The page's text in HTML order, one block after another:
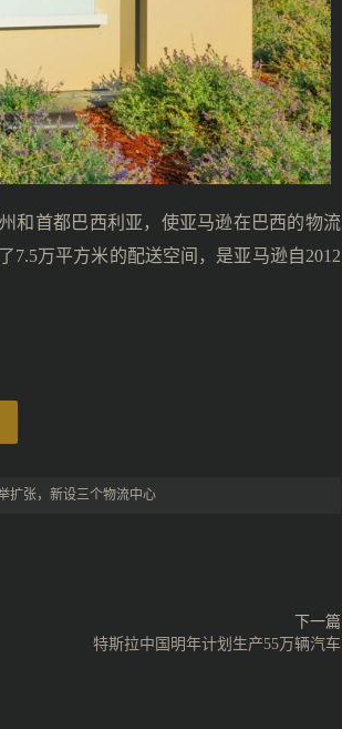
和首都巴西利亚，使亚马逊在巴西的物流
7.5万平方米的配送空间，是亚马逊自2012
扩张，新设三个物流中心
下一篇
特斯拉中国明年计划生产55万辆汽车